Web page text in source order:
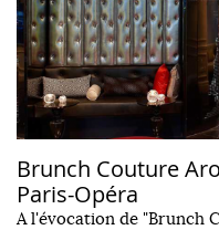
Brunch Couture
Paris-Opéra
A l'évocation de "Brunch